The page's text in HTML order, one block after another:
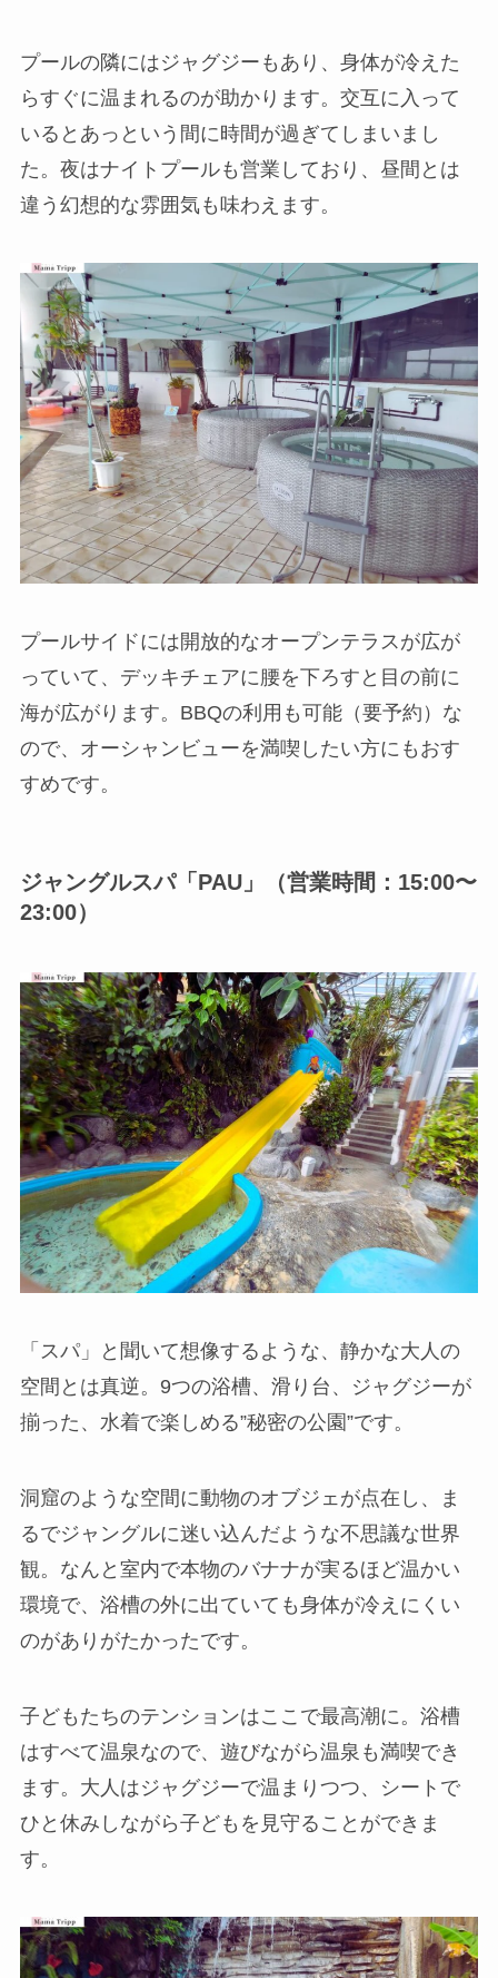
プールの隣にはジャグジーもあり、身体が冷えた
らすぐに温まれるのが助かります。交互に入って
いるとあっという間に時間が過ぎてしまいまし
た。夜はナイトプールも営業しており、昼間とは
違う幻想的な雰囲気も味わえます。
プールサイドには開放的なオープンテラスが広が
っていて、デッキチェアに腰を下ろすと目の前に
海が広がります。BBQの利用も可能（要予約）な
ので、オーシャンビューを満喫したい方にもおす
すめです。
ジャングルスパ「PAU」（営業時間：15:00〜
23:00）
「スパ」と聞いて想像するような、静かな大人の
空間とは真逆。9つの浴槽、滑り台、ジャグジーが
揃った、水着で楽しめる”秘密の公園”です。
洞窟のような空間に動物のオブジェが点在し、ま
るでジャングルに迷い込んだような不思議な世界
観。なんと室内で本物のバナナが実るほど温かい
環境で、浴槽の外に出ていても身体が冷えにくい
のがありがたかったです。
子どもたちのテンションはここで最高潮に。浴槽
はすべて温泉なので、遊びながら温泉も満喫でき
ます。大人はジャグジーで温まりつつ、シートで
ひと休みしながら子どもを見守ることができま
す。